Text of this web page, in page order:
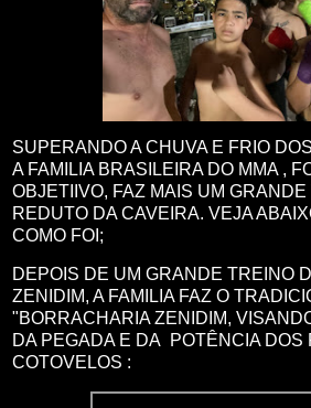
SUPERANDO A CHUVA E FRIO
A FAMILIA BRASILEIRA DO MMA ,
OBJETIIVO, FAZ MAIS UM
REDUTO DA CAVEIRA. VEJA
COMO FOI;
DEPOIS DE UM GRANDE TREINO
ZENIDIM, A FAMILIA FAZ O
"BORRACHARIA ZENIDIM,
DA PEGADA E DA POTÊNCIA DOS
COTOVELOS :